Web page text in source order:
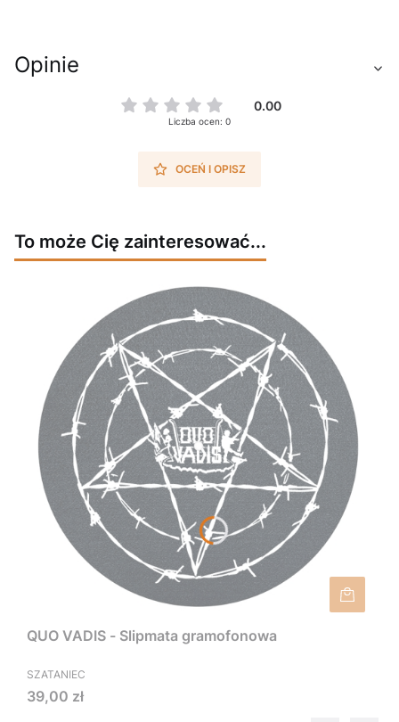
Opinie
0.00
Liczba ocen: 0
OCEŃ I OPISZ
To może Cię zainteresować...
QUO VADIS - Slipmata gramofonowa
SZATANIEC
Cena
39,00 zł